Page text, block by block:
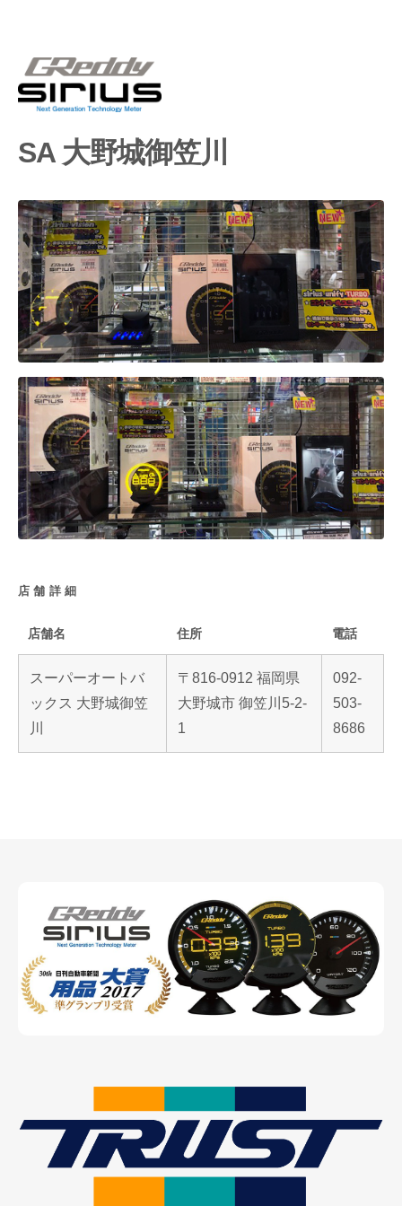
SA 大野城御笠川
店舗詳細
店舗名 住所 電話
スーパーオートバ
ックス 大野城御笠
川
〒816-0912 福岡県
大野城市 御笠川5-2-
1
092-
503-
8686